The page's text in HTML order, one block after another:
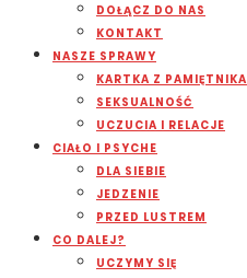
DOŁĄCZ DO NAS
KONTAKT
NASZE SPRAWY
KARTKA Z PAMIĘTNIKA
SEKSUALNOŚĆ
UCZUCIA I RELACJE
CIAŁO I PSYCHE
DLA SIEBIE
JEDZENIE
PRZED LUSTREM
CO DALEJ?
UCZYMY SIĘ